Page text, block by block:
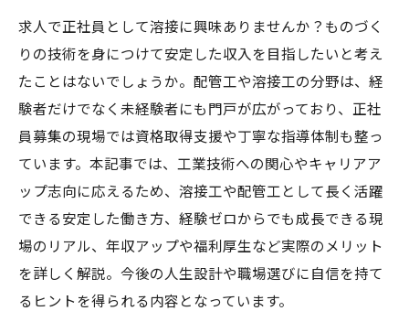
求人で正社員として溶接に興味ありませんか？ものづく
りの技術を身につけて安定した収入を目指したいと考え
たことはないでしょうか。配管工や溶接工の分野は、経
験者だけでなく未経験者にも門戸が広がっており、正社
員募集の現場では資格取得支援や丁寧な指導体制も整っ
ています。本記事では、工業技術への関心やキャリアア
ップ志向に応えるため、溶接工や配管工として長く活躍
できる安定した働き方、経験ゼロからでも成長できる現
場のリアル、年収アップや福利厚生など実際のメリット
を詳しく解説。今後の人生設計や職場選びに自信を持て
るヒントを得られる内容となっています。